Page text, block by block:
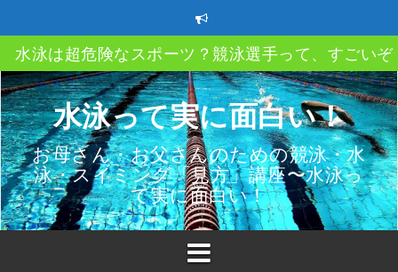
ツ
へ
ス
キ
ッ
プ
水泳は超危険なスポーツ？競泳選手って、すごいぞ
クロール、平泳ぎ、バタフライ、背泳ぎ、自分のス
イルってどうやって決める？
ストレートアーム？ハイエルボー？ってなあに？
速く泳ぐにはどうしたら良い？教えて〇〇〇
スイミングクラブ移籍時の3つのポイント
子供も親も必ず知っておきたい水泳（プール）での
故
水泳って実に面白い！
お母さん・お父さんのための競泳・水
泳・スイミング「見方」講座〜水泳っ
て実に面白い！